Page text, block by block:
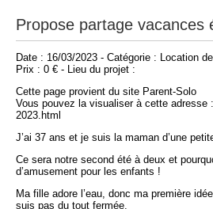
Propose partage vacances
Date : 16/03/2023 - Catégorie : Location
Prix : 0 € - Lieu du projet :
Cette page provient du site Parent-Solo
Vous pouvez la visualiser à cette adresse
2023.html
J’ai 37 ans et je suis la maman d’une
Ce sera notre second été à deux et
d’amusement pour les enfants !
Ma fille adore l’eau, donc ma première
suis pas du tout fermée.